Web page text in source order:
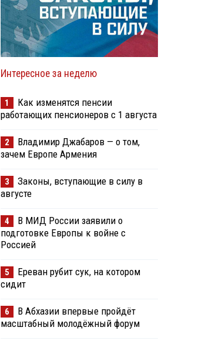
Интересное за неделю
1
Как изменятся пенсии
работающих пенсионеров с 1 августа
2
Владимир Джабаров — о том,
зачем Европе Армения
3
Законы, вступающие в силу в
августе
4
В МИД России заявили о
подготовке Европы к войне с
Россией
5
Ереван рубит сук, на котором
сидит
6
В Абхазии впервые пройдёт
масштабный молодёжный форум